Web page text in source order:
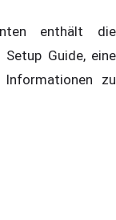
enthält die
Guide, eine
zu